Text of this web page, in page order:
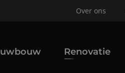
Over ons
Renovatie